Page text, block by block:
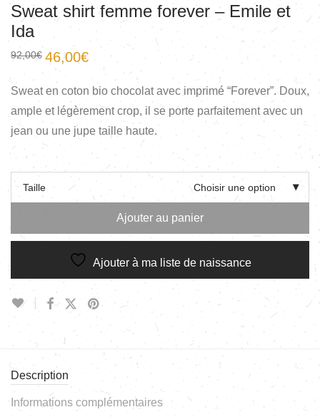
Sweat shirt femme forever – Emile et
Ida
92,00€ 46,00€
Sweat en coton bio chocolat avec imprimé “Forever”. Doux,
ample et légèrement crop, il se porte parfaitement avec un
jean ou une jupe taille haute.
Taille Choisir une option
Ajouter au panier
Ajouter à ma liste de naissance
Description
Informations complémentaires